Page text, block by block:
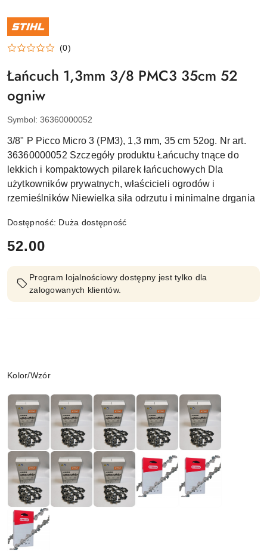
NAZWA
PRODUCENTA:
STIHL
(0)
Łańcuch 1,3mm 3/8 PMC3 35cm 52
ogniw
Symbol: 36360000052
3/8" P Picco Micro 3 (PM3), 1,3 mm, 35 cm 52og. Nr art.
36360000052 Szczegóły produktu Łańcuchy tnące do
lekkich i kompaktowych pilarek łańcuchowych Dla
użytkowników prywatnych, właścicieli ogrodów i
rzemieślników Niewielka siła odrzutu i minimalne drgania
Dostępność: Duża dostępność
cena:
52.00
Program lojalnościowy dostępny jest tylko dla
zalogowanych klientów.
Wariant
Kolor/Wzór